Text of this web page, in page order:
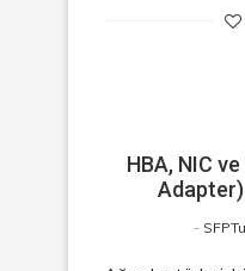
HBA, NIC
Adapter)
-